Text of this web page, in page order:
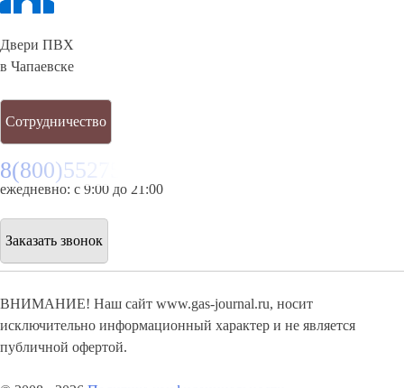
Двери ПВХ
в Чапаевске
Сотрудничество
8(800)5527584
ежедневно: с 9:00 до 21:00
Заказать звонок
ВНИМАНИЕ! Наш сайт www.gas-journal.ru, носит
исключительно информационный характер и не является
публичной офертой.